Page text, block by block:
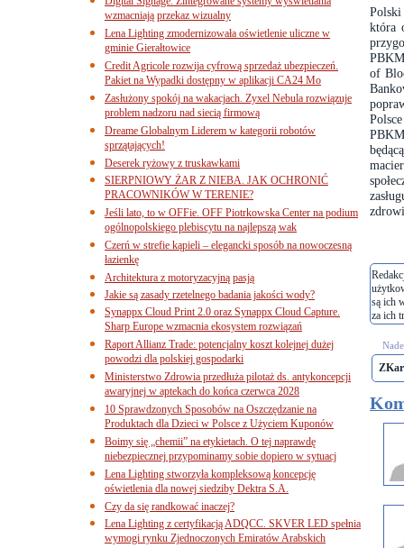
która
of
są ich
za ich
wzmacniają przekaz wizualny
Lena Lighting zmodernizowała oświetlenie uliczne w
gminie Gierałtowice
Credit Agricole rozwija cyfrową sprzedaż ubezpieczeń.
Pakiet na Wypadki dostępny w aplikacji CA24 Mo
Zasłużony spokój na wakacjach. Zyxel Nebula rozwiązuje
problem nadzoru nad siecią firmową
Dreame Globalnym Liderem w kategorii robotów
sprzątających!
Deserek ryżowy z truskawkami
SIERPNIOWY ŻAR Z NIEBA. JAK OCHRONIĆ
PRACOWNIKÓW W TERENIE?
Jeśli lato, to w OFFie. OFF Piotrkowska Center na podium
ogólnopolskiego plebiscytu na najlepszą wak
Czerń w strefie kąpieli – elegancki sposób na nowoczesną
łazienkę
Architektura z motoryzacyjną pasją
Jakie są zasady rzetelnego badania jakości wody?
Synappx Cloud Print 2.0 oraz Synappx Cloud Capture.
Sharp Europe wzmacnia ekosystem rozwiązań
Raport Allianz Trade: potencjalny koszt kolejnej dużej
powodzi dla polskiej gospodarki
Ministerstwo Zdrowia przedłuża pilotaż ds. antykoncepcji
awaryjnej w aptekach do końca czerwca 2028
10 Sprawdzonych Sposobów na Oszczędzanie na
Produktach dla Dzieci w Polsce z Użyciem Kuponów
Boimy się „chemii” na etykietach. O tej naprawdę
niebezpiecznej przypominamy sobie dopiero w sytuacj
Lena Lighting stworzyła kompleksową koncepcję
oświetlenia dla nowej siedziby Dektra S.A.
Czy da się randkować inaczej?
Lena Lighting z certyfikacją ADQCC. SKVER LED spełnia
wymogi rynku Zjednoczonych Emiratów Arabskich